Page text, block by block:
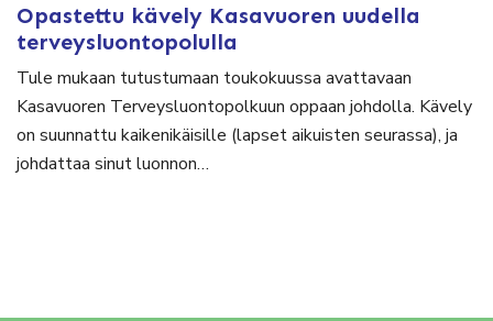
Opastettu kävely Kasavuoren uudella
terveysluontopolulla
Tule mukaan tutustumaan toukokuussa avattavaan
Kasavuoren Terveysluontopolkuun oppaan johdolla. Kävely
on suunnattu kaikenikäisille (lapset aikuisten seurassa), ja
johdattaa sinut luonnon…